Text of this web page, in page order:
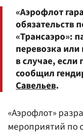
«Аэрофлот
обязательств
«Трансаэро»:
перевозка
в случае, если
сообщил
Савельев.
«Аэрофлот»
мероприятий по